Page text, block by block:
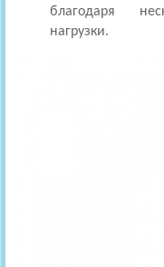
благодаря
нагрузки.